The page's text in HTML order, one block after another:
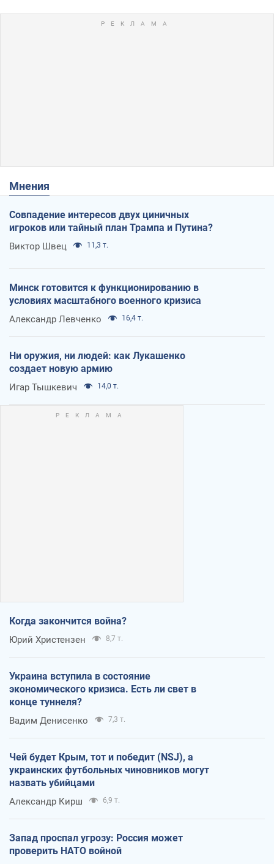
Мнения
Совпадение интересов двух циничных
игроков или тайный план Трампа и Путина?
Виктор Швец 11,3 т.
Минск готовится к функционированию в
условиях масштабного военного кризиса
Александр Левченко 16,4 т.
Ни оружия, ни людей: как Лукашенко
создает новую армию
Игар Тышкевич 14,0 т.
Когда закончится война?
Юрий Христензен 8,7 т.
Украина вступила в состояние
экономического кризиса. Есть ли свет в
конце туннеля?
Вадим Денисенко 7,3 т.
Чей будет Крым, тот и победит (NSJ), а
украинских футбольных чиновников могут
назвать убийцами
Александр Кирш 6,9 т.
Запад проспал угрозу: Россия может
проверить НАТО войной